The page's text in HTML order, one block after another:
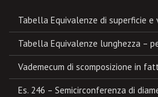
Tabella Equivalenze di superficie e
Tabella Equivalenze lunghezza –
Vademecum di scomposizione in
Es. 246 – Semicirconferenza di